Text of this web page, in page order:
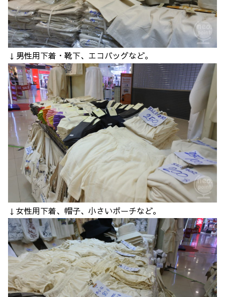
↓男性用下着・靴下、エコバッグなど。
↓女性用下着、帽子、小さいポーチなど。